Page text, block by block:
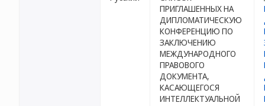
ПРИГЛАШЕННЫХ НА
ДИПЛОМАТИЧЕСКУЮ
КОНФЕРЕНЦИЮ ПО
ЗАКЛЮЧЕНИЮ
МЕЖДУНАРОДНОГО
ПРАВОВОГО
ДОКУМЕНТА,
КАСАЮЩЕГОСЯ
ИНТЕЛЛЕКТУАЛЬНОЙ